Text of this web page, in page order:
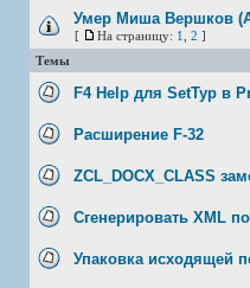
Умер Миша Вершков
[ На страницу: 1 2 ]
Темы
F4 Help для SetTyp в
Расширение F-32
ZCL_DOCX_CLASS
Сгенерировать XML
Упаковка исходящей